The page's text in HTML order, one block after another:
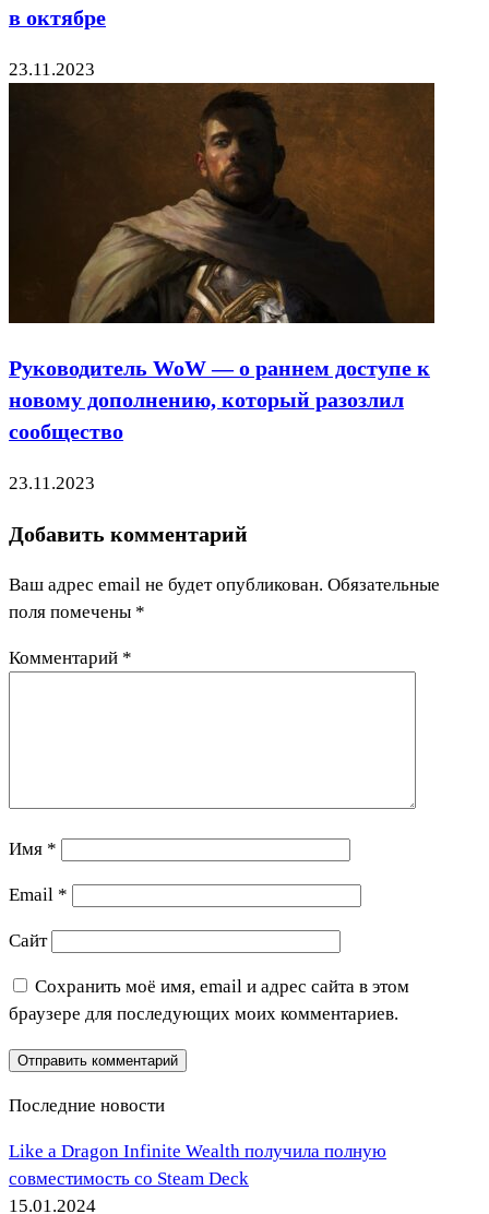
в октябре
23.11.2023
Руководитель WoW — о раннем доступе к
новому дополнению, который разозлил
сообщество
23.11.2023
Добавить комментарий
Ваш адрес email не будет опубликован. Обязательные
поля помечены *
Комментарий *
Имя *
Email *
Сайт
Сохранить моё имя, email и адрес сайта в этом
браузере для последующих моих комментариев.
Последние новости
Like a Dragon Infinite Wealth получила полную
совместимость со Steam Deck
15.01.2024